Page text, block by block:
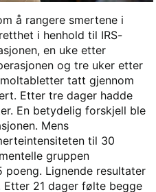
å rangere smertene i
i henhold til IRS-
en uke etter
og tre uker etter
tatt gjennom
Etter tre dager hadde
En betydelig forskjell ble
Mens
til 30
gruppen
poeng. Lignende resultater
21 dager følte begge